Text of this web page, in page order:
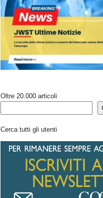
Oltre 20.000 articoli
Cerca tutti gli utenti